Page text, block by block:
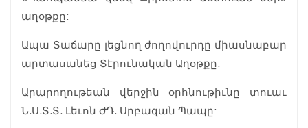
աղօթքը:
Ապա Տաճարը լեցնող ժողովուրդը միասնաբար
արտասանեց Տէրունական Աղօթքը:
Արարողութեան վերջին օրհնութիւնը տուաւ
Ն.Ս.Տ.Տ. Լեւոն ԺԴ. Սրբազան Պապը: